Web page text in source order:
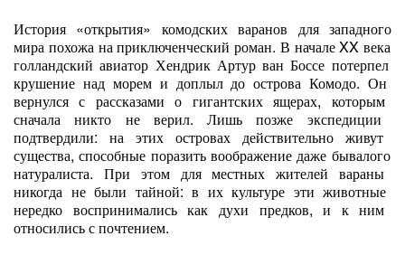
История «открытия» комодскихваранов длязападного
мира похожанаприключенческий роман. В началеXX века
голландский авиатор ХендрикАртурван Боссе потерпел
крушение надмореми доплылдо острова Комодо. Он
вернулся с рассказами о гигантскихящерах, которым
сначала никто неверил. Лишь позже экспедиции
подтвердили: на этих островах действительно живут
существа, способные поразитьвоображение даже бывалого
натуралиста. При этомдляместных жителей вараны
никогда небыли тайной: в ихкультуре эти животные
нередко воспринималиськак духи предков, и кним
относилисьспочтением.